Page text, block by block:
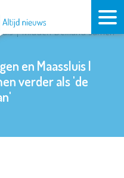
en Maassluis |
verder als 'de